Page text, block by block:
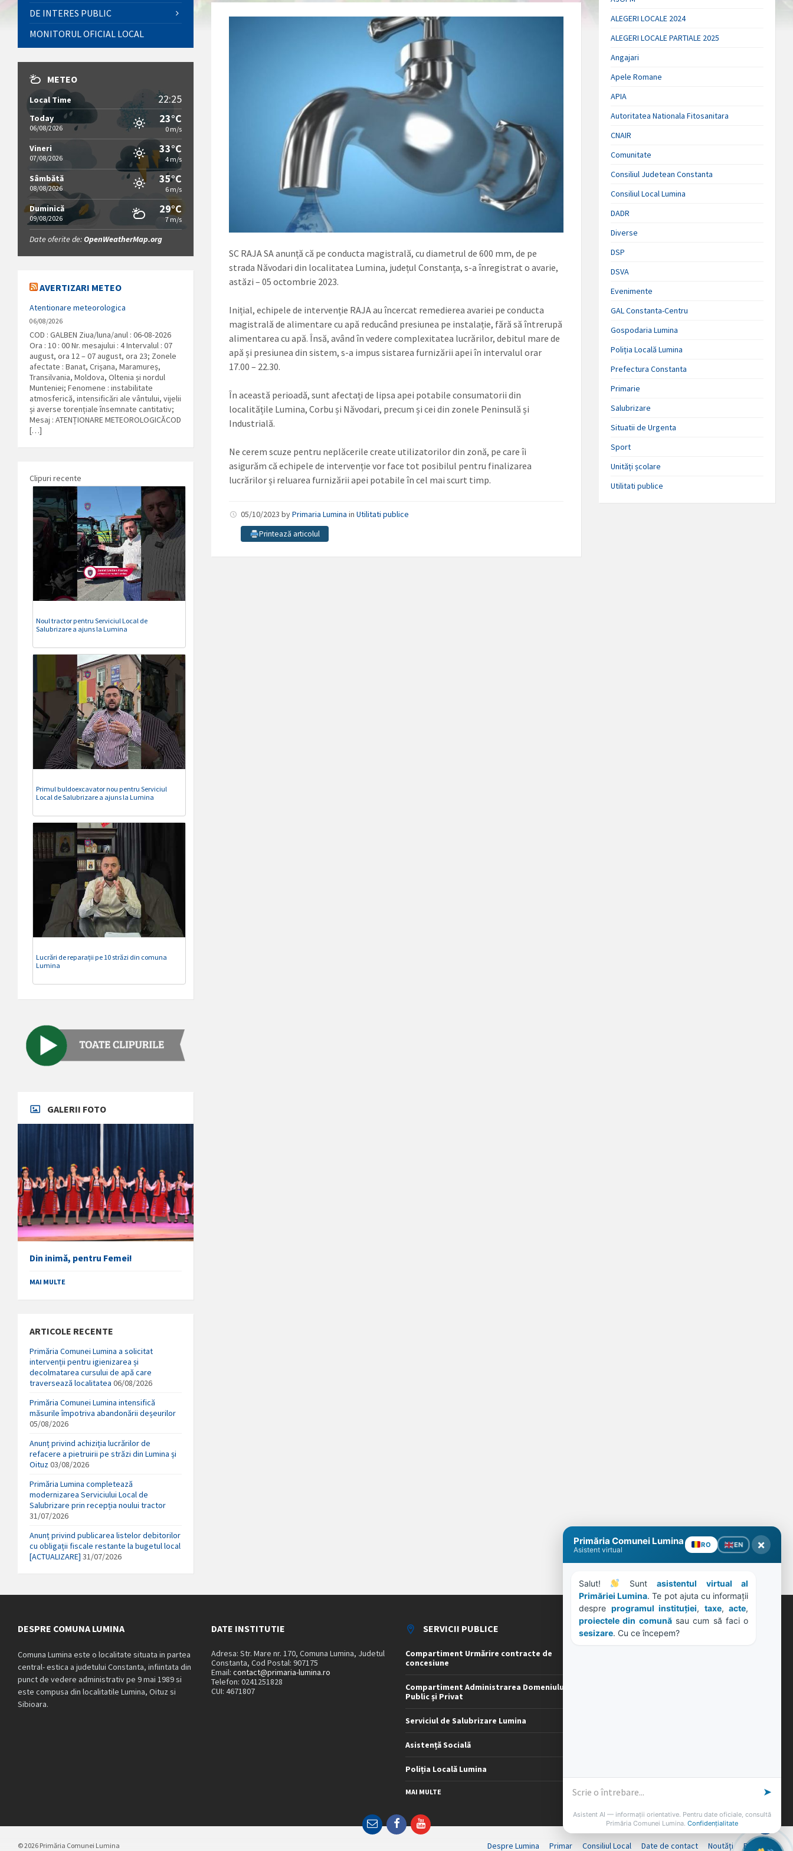
SC RAJA SA anunță că pe conducta magistrală, cu diametrul de 600 mm, de pe
strada Năvodari din localitatea Lumina, județul Constanța, s-a înregistrat o avarie,
astăzi – 05 octombrie 2023.
Inițial, echipele de intervenție RAJA au încercat remedierea avariei pe conducta
magistrală de alimentare cu apă reducând presiunea pe instalație, fără să întrerupă
alimentarea cu apă. Însă, având în vedere complexitatea lucrărilor, debitul mare de
apă și presiunea din sistem, s-a impus sistarea furnizării apei în intervalul orar
17.00 – 22.30.
În această perioadă, sunt afectați de lipsa apei potabile consumatorii din
localitățile Lumina, Corbu și Năvodari, precum și cei din zonele Peninsulă și
Industrială.
Ne cerem scuze pentru neplăcerile create utilizatorilor din zonă, pe care îi
asigurăm că echipele de intervenție vor face tot posibilul pentru finalizarea
lucrărilor și reluarea furnizării apei potabile în cel mai scurt timp.
05/10/2023byPrimaria Lumina inUtilitati publice
Printează articolul
DE INTERES PUBLIC
MONITORUL OFICIAL LOCAL
METEO
Local Time 22:25
Today
06/08/2026
23°C
0 m/s
Vineri
07/08/2026
33°C
4 m/s
Sâmbătă
08/08/2026
35°C
6 m/s
Duminică
09/08/2026
29°C
7 m/s
Date oferite de:OpenWeatherMap.org
AVERTIZARI METEO
Atentionare meteorologica
06/08/2026
COD : GALBEN Ziua/luna/anul : 06-08-2026
Ora : 10 : 00 Nr. mesajului : 4 Intervalul : 07
august, ora 12 – 07 august, ora 23; Zonele
afectate : Banat, Crișana, Maramureș,
Transilvania, Moldova, Oltenia și nordul
Munteniei; Fenomene : instabilitate
atmosferică, intensificări ale vântului, vijelii
și averse torențiale însemnate cantitativ;
Mesaj : ATENȚIONARE METEOROLOGICĂCOD
[…]
Clipuri recente
Noul tractor pentru Serviciul Local de
Salubrizare a ajuns la Lumina
Primul buldoexcavator nou pentru Serviciul
Local de Salubrizare a ajuns la Lumina
Lucrări de reparații pe 10 străzi din comuna
Lumina
GALERII FOTO
Din inimă, pentru Femei!
MAI MULTE
ARTICOLE RECENTE
Primăria Comunei Lumina a solicitat
intervenții pentru igienizarea și
decolmatarea cursului de apă care
traversează localitatea 06/08/2026
Primăria Comunei Lumina intensifică
măsurile împotriva abandonării deșeurilor
05/08/2026
Anunț privind achiziția lucrărilor de
refacere a pietruirii pe străzi din Lumina și
Oituz03/08/2026
Primăria Lumina completează
modernizarea Serviciului Local de
Salubrizare prin recepția noului tractor
31/07/2026
Anunț privind publicarea listelor debitorilor
cu obligații fiscale restante la bugetul local
[ACTUALIZARE] 31/07/2026
ALEGERI LOCALE 2024
ALEGERI LOCALE PARTIALE 2025
Angajari
Apele Romane
APIA
Autoritatea Nationala Fitosanitara
CNAIR
Comunitate
Consiliul Judetean Constanta
Consiliul Local Lumina
DADR
Diverse
DSP
DSVA
Evenimente
GAL Constanta-Centru
Gospodaria Lumina
Poliția Locală Lumina
Prefectura Constanta
Primarie
Salubrizare
Situatii de Urgenta
Sport
Unități școlare
Utilitati publice
DESPRE COMUNA LUMINA
Comuna Lumina este o localitate situata in partea
central- estica a judetului Constanta, infiintata din
punct de vedere administrativ pe 9 mai 1989 si
este compusa din localitatile Lumina, Oituz si
Sibioara.
DATE INSTITUTIE
Adresa: Str. Mare nr. 170, Comuna Lumina, Judetul
Constanta, Cod Postal: 907175
Email:contact@primaria-lumina.ro
Telefon: 0241251828
CUI: 4671807
SERVICII PUBLICE
Compartiment Urmărire contracte de
concesiune
Compartiment Administrarea Domeniului
Public și Privat
Serviciul de Salubrizare Lumina
Asistență Socială
Poliția Locală Lumina
MAI MULTE
ORE DE LUCRU
EmailFacebookYouTube
Despre Lumina Primar Consiliul Local Date de contact Noutăți B-AWARE
© 2026 Primăria Comunei Lumina